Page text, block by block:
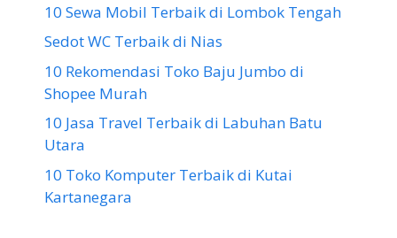
10 Sewa Mobil Terbaik di Lombok Tengah
Sedot WC Terbaik di Nias
10 Rekomendasi Toko Baju Jumbo di
Shopee Murah
10 Jasa Travel Terbaik di Labuhan Batu
Utara
10 Toko Komputer Terbaik di Kutai
Kartanegara